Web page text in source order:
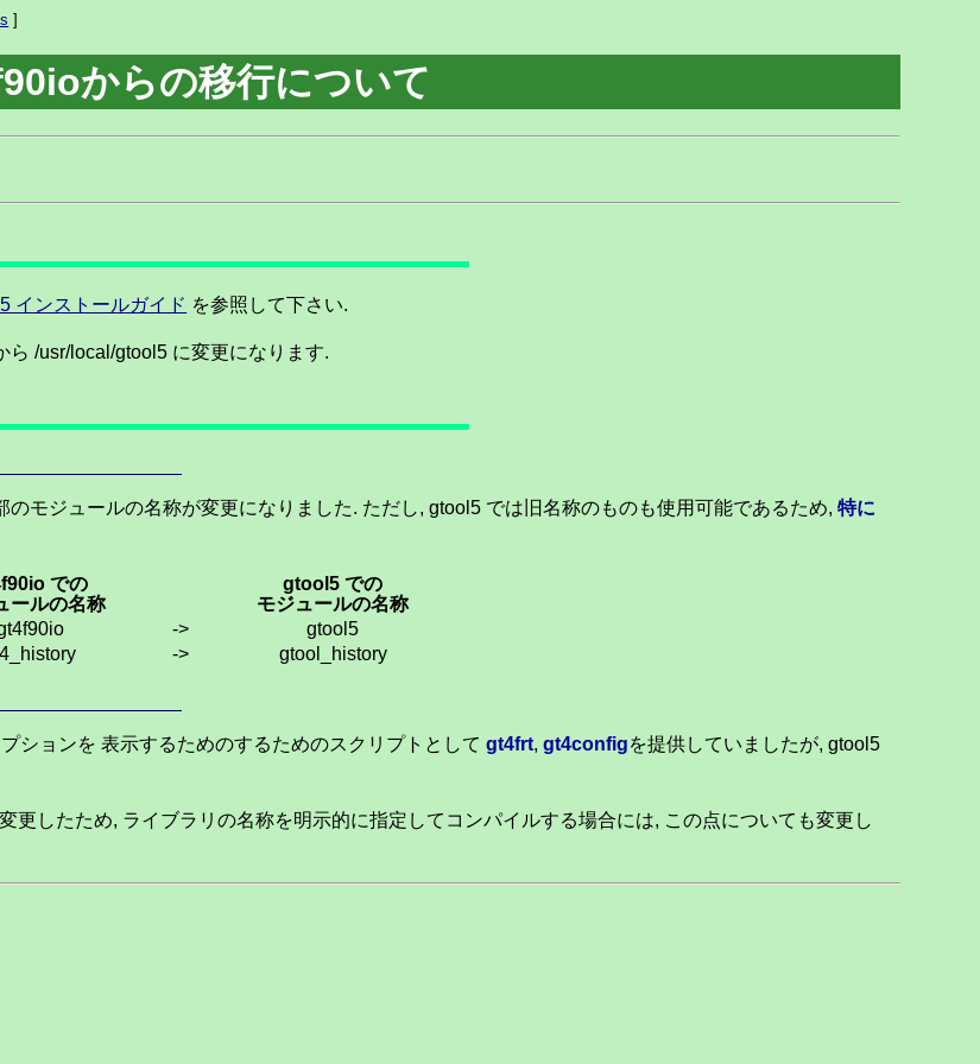
]
からの移行について
インストールガイド を参照して下さい.
/usr/local/gtool5 に変更になります.
モジュールの名称が変更になりました. ただし, gtool5 では旧名称のものも使用可能であるため,特に
での
ールの名称
gtool5 での
モジュールの名称
->
gtool5
-> gtool_history
ションを 表示するためのするためのスクリプトとしてgt4frt,gt4configを提供していましたが, gtool5
更したため, ライブラリの名称を明示的に指定してコンパイルする場合には, この点についても変更し